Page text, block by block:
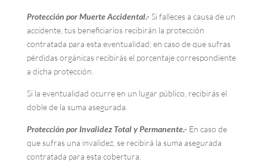
Protección por Muerte Accidental.- Si falleces a causa de un
accidente, tus beneficiarios recibirán la protección
contratada para esta eventualidad; en caso de que sufras
pérdidas orgánicas recibirás el porcentaje correspondiente
a dicha protección.
Si la eventualidad ocurre en un lugar público, recibirás el
doble de la suma asegurada.
Protección por Invalidez Total y Permanente.- En caso de
que sufras una invalidez, se recibirá la suma asegurada
contratada para esta cobertura.